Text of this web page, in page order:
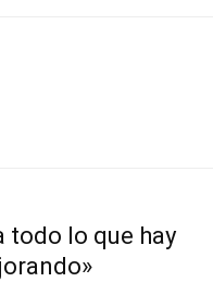
todo lo que hay